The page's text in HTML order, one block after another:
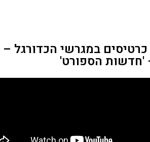
במגרשי הכדורגל –